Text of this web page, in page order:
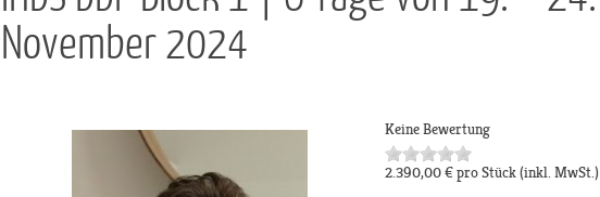
November 2024
Keine Bewertung
2.390,00 € pro Stück(inkl. MwSt.)